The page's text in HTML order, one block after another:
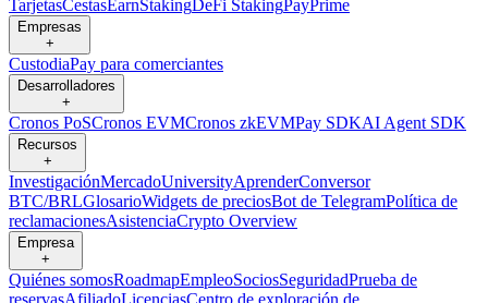
TarjetasCestasEarnStakingDeFi StakingPayPrime
Empresas
+
CustodiaPay para comerciantes
Desarrolladores
+
Cronos PoSCronos EVMCronos zkEVMPay SDKAI Agent SDK
Recursos
+
InvestigaciónMercadoUniversityAprenderConversor
BTC/BRLGlosarioWidgets de preciosBot de TelegramPolítica de
reclamacionesAsistenciaCrypto Overview
Empresa
+
Quiénes somosRoadmapEmpleoSociosSeguridadPrueba de
reservasAfiliadoLicenciasCentro de exploración de